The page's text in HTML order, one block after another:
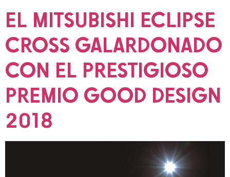
EL MITSUBISHI ECLIPSE
CROSS GALARDONADO
CON EL PRESTIGIOSO
PREMIO GOOD DESIGN
2018